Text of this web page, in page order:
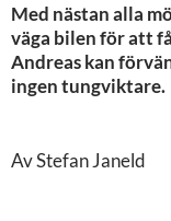
Med nästan alla
väga bilen för att
Andreas kan
ingen tungviktare.
Av Stefan Janeld